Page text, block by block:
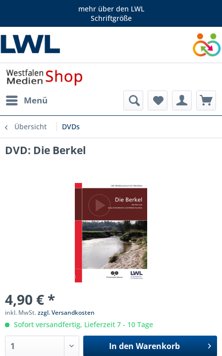
mehr über den LWL
Schriftgröße
Menü
Übersicht DVDs
DVD: Die Berkel
4,90 € *
inkl. MwSt.zzgl. Versandkosten
Sofort versandfertig, Lieferzeit 7 - 10 Tage
In den Warenkorb